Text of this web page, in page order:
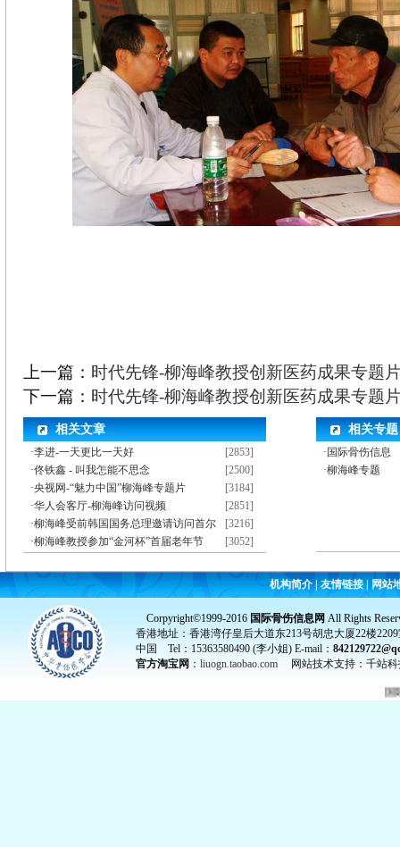
上一篇： 时代先锋-柳海峰教授创新医药成果专题
下一篇： 时代先锋-柳海峰教授创新医药成果专题
相关文章
[2853]
·李进-一天更比一天好
[2500]
·佟铁鑫 - 叫我怎能不思念
[3184]
·央视网-“魅力中国”柳海峰专题片
[2851]
·华人会客厅-柳海峰访问视频
[3216]
·柳海峰受前韩国国务总理邀请访问首尔
[3052]
·柳海峰教授参加“金河杯”首届老年节
相关专题
·国际骨伤信息
·柳海峰专题
机构简介| 友情链接 |网站
Corpyright©1999-2016 国际骨伤信息网 All Rights
香港地址：香港湾仔皇后大道东213号胡忠大厦22楼
中国 Tel：15363580490 (李小姐) E-mail：
官方淘宝网 ： liuogn.taobao.com 网站技术支持：千站科
国际骨伤信